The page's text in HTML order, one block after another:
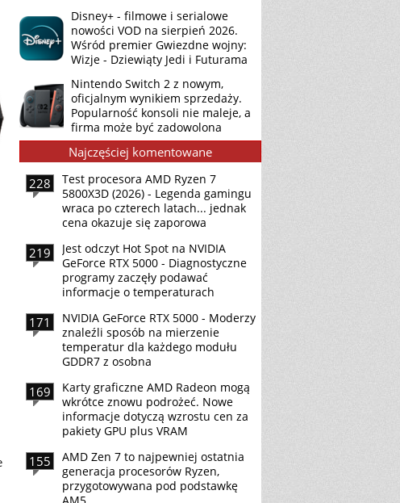
Disney+ - filmowe i serialowe
nowości VOD na sierpień 2026.
Wśród premier Gwiezdne wojny:
Wizje - Dziewiąty Jedi i Futurama
Nintendo Switch 2 z nowym,
oficjalnym wynikiem sprzedaży.
Popularność konsoli nie maleje, a
firma może być zadowolona
Najczęściej komentowane
228
Test procesora AMD Ryzen 7
5800X3D (2026) - Legenda gamingu
wraca po czterech latach... jednak
cena okazuje się zaporowa
219
Jest odczyt Hot Spot na NVIDIA
GeForce RTX 5000 - Diagnostyczne
programy zaczęły podawać
informacje o temperaturach
171
NVIDIA GeForce RTX 5000 - Moderzy
znaleźli sposób na mierzenie
temperatur dla każdego modułu
GDDR7 z osobna
169
Karty graficzne AMD Radeon mogą
wkrótce znowu podrożeć. Nowe
informacje dotyczą wzrostu cen za
pakiety GPU plus VRAM
155
AMD Zen 7 to najpewniej ostatnia
generacja procesorów Ryzen,
przygotowywana pod podstawkę